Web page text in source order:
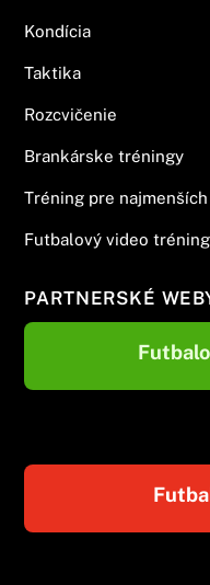
Kondícia
Taktika
Rozcvičenie
Brankárske tréningy
Tréning pre najmenších
Futbalový video tréning
PARTNERSKÉ